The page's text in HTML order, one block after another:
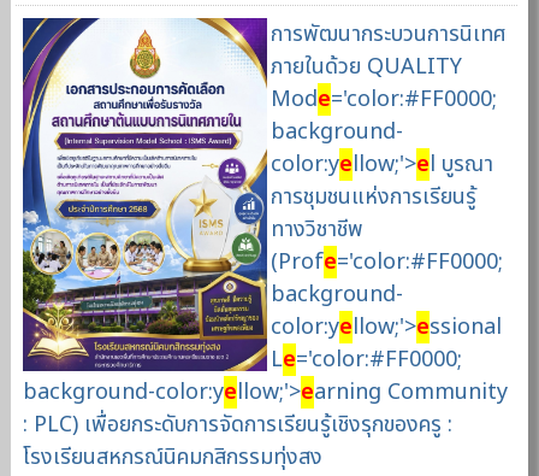
การพัฒนากระบวนการนิเทศ
ภายในด้วย QUALITY
Mode='color:#FF0000;
background-
color:yellow;'>el บูรณา
การชุมชนแห่งการเรียนรู้
ทางวิชาชีพ
(Profe='color:#FF0000;
background-
color:yellow;'>essional
Le='color:#FF0000;
background-color:yellow;'>earning Community
: PLC) เพื่อยกระดับการจัดการเรียนรู้เชิงรุกของครู :
โรงเรียนสหกรณ์นิคมกสิกรรมทุ่งสง